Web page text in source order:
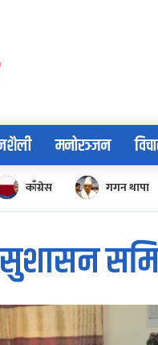
मनोरञ्जन
काँग्रेस गगन थापा
सुशासन